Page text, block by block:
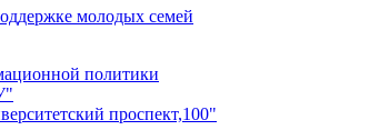
молодых семей
политики
проспект,100"